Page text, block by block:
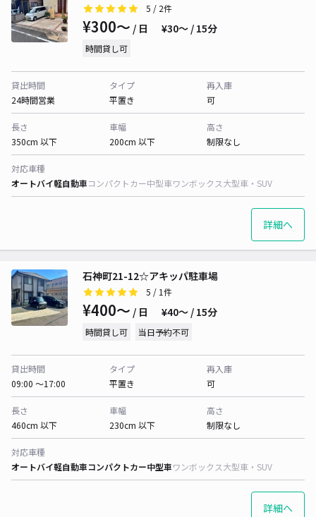
5 / 2件
¥300〜 / 日 ¥30〜 / 15分
時間貸し可
貸出時間
24時間営業
タイプ
平置き
再入庫
可
長さ
350cm 以下
車幅
200cm 以下
高さ
制限なし
対応車種
オートバイ軽自動車コンパクトカー中型車ワンボックス大型車・SUV
詳細へ
石神町21-12☆アキッパ駐車場
5 / 1件
¥400〜 / 日 ¥40〜 / 15分
時間貸し可 当日予約不可
貸出時間
09:00 〜17:00
タイプ
平置き
再入庫
可
長さ
460cm 以下
車幅
230cm 以下
高さ
制限なし
対応車種
オートバイ軽自動車コンパクトカー中型車ワンボックス大型車・SUV
詳細へ